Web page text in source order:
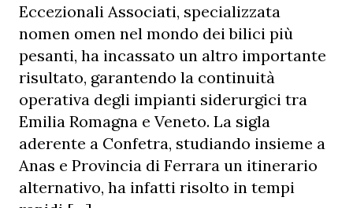
Eccezionali Associati, specializzata
nomen omen nel mondo dei bilici più
pesanti, ha incassato un altro importante
risultato, garantendo la continuità
operativa degli impianti siderurgici tra
Emilia Romagna e Veneto. La sigla
aderente a Confetra, studiando insieme a
Anas e Provincia di Ferrara un itinerario
alternativo, ha infatti risolto in tempi